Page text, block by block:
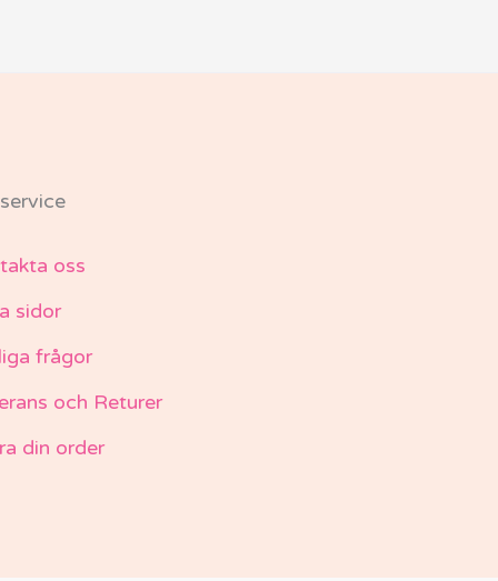
oss
sidor
frågor
och Returer
din order